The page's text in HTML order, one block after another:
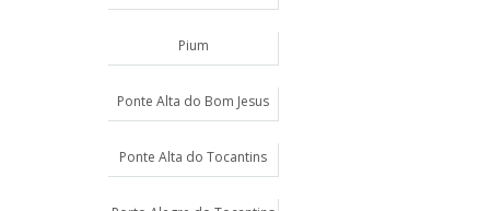
Pium
Ponte Alta do Bom Jesus
Ponte Alta do Tocantins